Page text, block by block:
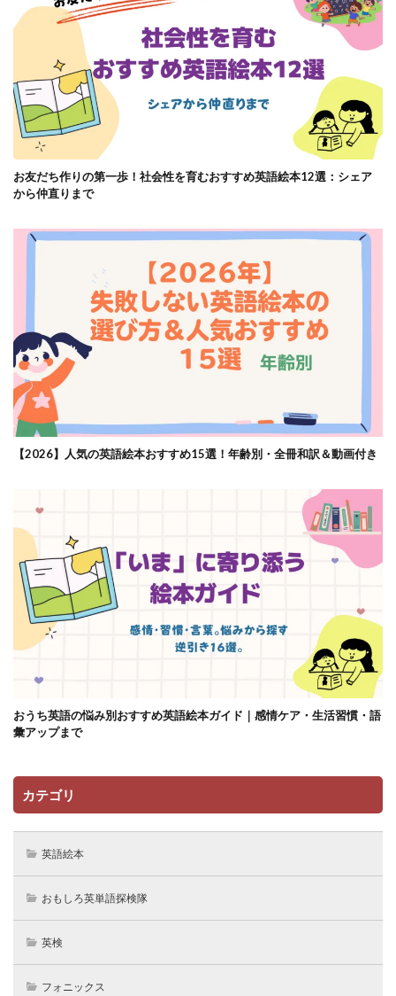
お友だち作りの第一歩！社会性を育むおすすめ英語絵本12選：シェア
から仲直りまで
【2026】人気の英語絵本おすすめ15選！年齢別・全冊和訳＆動画付き
おうち英語の悩み別おすすめ英語絵本ガイド｜感情ケア・生活習慣・語
彙アップまで
カテゴリ
英語絵本
おもしろ英単語探検隊
英検
フォニックス